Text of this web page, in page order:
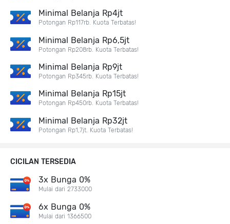
Minimal Belanja Rp4jt
Potongan Rp117rb. Kuota Terbatas!
Minimal Belanja Rp6,5jt
Potongan Rp208rb. Kuota Terbatas!
Minimal Belanja Rp9jt
Potongan Rp345rb. Kuota Terbatas!
Minimal Belanja Rp15jt
Potongan Rp450rb. Kuota Terbatas!
Minimal Belanja Rp32jt
Potongan Rp1,7jt. Kuota Terbatas!
CICILAN TERSEDIA
3x Bunga 0%
Mulai dari 2733000
6x Bunga 0%
Mulai dari 1366500